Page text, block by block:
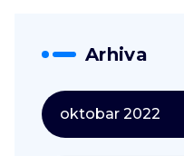
Arhiva
oktobar 2022